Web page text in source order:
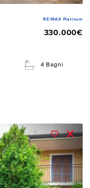
RE/MAX Platinum
330.000€
4 Bagni